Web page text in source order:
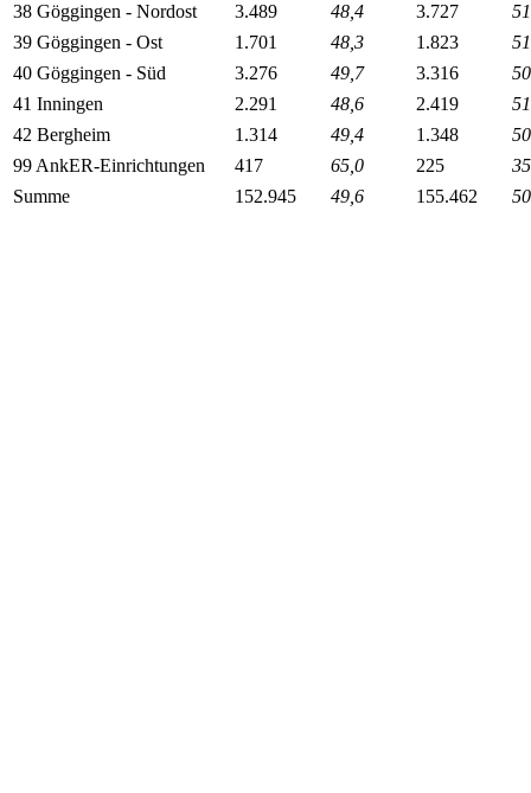
38 Göggingen - Nordost
3.489 48,4 3.727
39 Göggingen - Ost
1.701 48,3 1.823
40 Göggingen - Süd
3.276 49,7 3.316
41 Inningen
2.291 48,6 2.419
42 Bergheim
1.314 49,4 1.348
99 AnkER-Einrichtungen
417 65,0 225
Summe
152.945 49,6 155.462